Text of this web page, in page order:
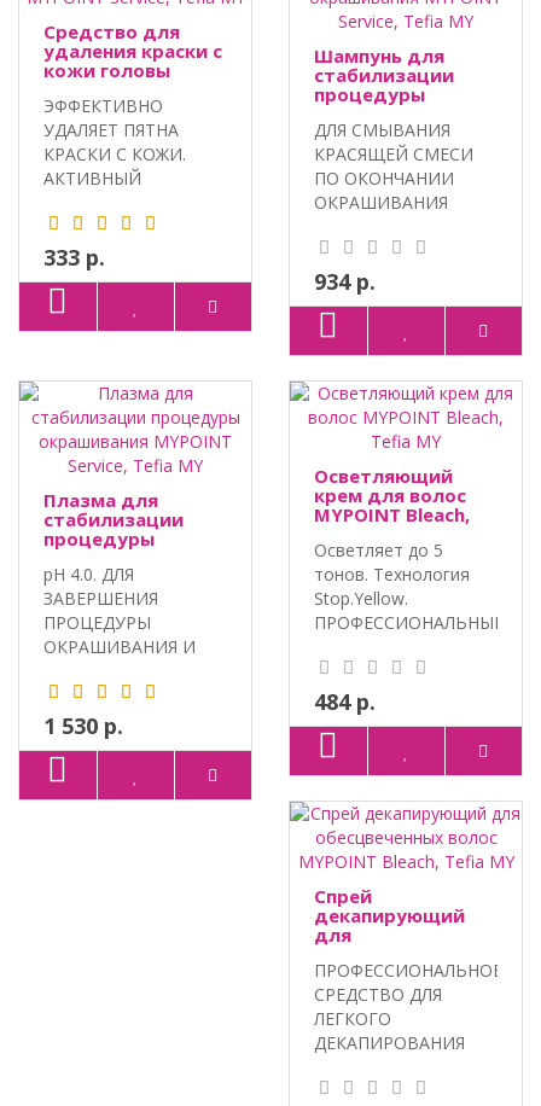
Средство для
удаления краски с
кожи головы
Tefia MY
ЭФФЕКТИВНО
УДАЛЯЕТ ПЯТНА
КРАСКИ С КОЖИ.
АКТИВНЫЙ
HYDROVANCE,
ПАНТЕНОЛ,..
333 р.
Шампунь для
стабилизации
процедуры
MYPOINT Service,
Tefia MY
ДЛЯ СМЫВАНИЯ
КРАСЯЩЕЙ СМЕСИ
ПО ОКОНЧАНИИ
ОКРАШИВАНИЯ
ИНТЕГРИРОВАННЫЙ
КОМ..
934 р.
Плазма для
стабилизации
процедуры
MYPOINT Service,
Tefia MY
pH 4.0. ДЛЯ
ЗАВЕРШЕНИЯ
ПРОЦЕДУРЫ
ОКРАШИВАНИЯ И
ПИГМЕНТОВ.
ИНТЕГРИРО..
1 530 р.
Осветляющий
крем для волос
MYPOINT Bleach,
Осветляет до 5
тонов. Технология
Stop.Yellow.
ПРОФЕССИОНАЛЬНЫЙ
484 р.
Спрей
декапирующий
для
волос MYPOINT
Bleach, Tefia MY
ПРОФЕССИОНАЛЬНОЕ
СРЕДСТВО ДЛЯ
ЛЕГКОГО
ДЕКАПИРОВАНИЯ
Витамин С и..